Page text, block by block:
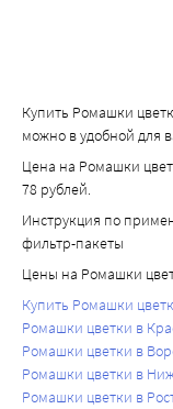
Купить Ромашки
можно в удобной для
Цена на Ромашки
78 рублей.
Инструкция по
фильтр-пакеты
Цены на Ромашки
Купить Ромашки
Ромашки цветки в
Ромашки цветки в
Ромашки цветки в
Ромашки цветки в